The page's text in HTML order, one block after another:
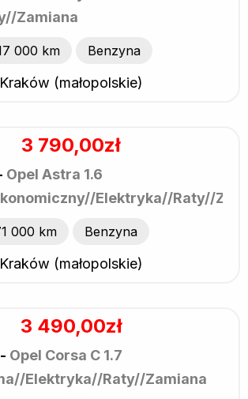
Zamiana
000 km Benzyna
Kraków (małopolskie)
3 790,00zł
Opel Astra 1.6
Elektryka//Raty//
000 km Benzyna
Kraków (małopolskie)
3 490,00zł
Opel Corsa C 1.7
Elektryka//Raty//Zamiana